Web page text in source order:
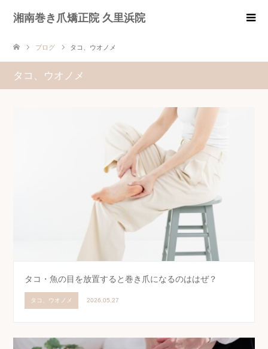
湘南巻き爪矯正院 久里浜院
ブログ タコ、ウオノメ
タコ、ウオノメ
タコ・魚の目を放置すると巻き爪になるのははぜ？
タコ、ウオノメ 2026.05.27